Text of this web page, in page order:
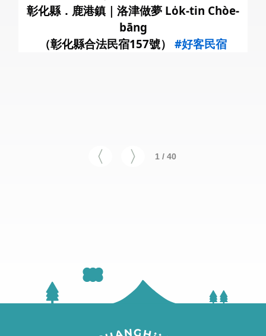
彰化縣．鹿港鎮｜洛津做夢 Lo̍k-tin Chòe-
bāng
（彰化縣合法民宿157號） #好客民宿
1 / 40